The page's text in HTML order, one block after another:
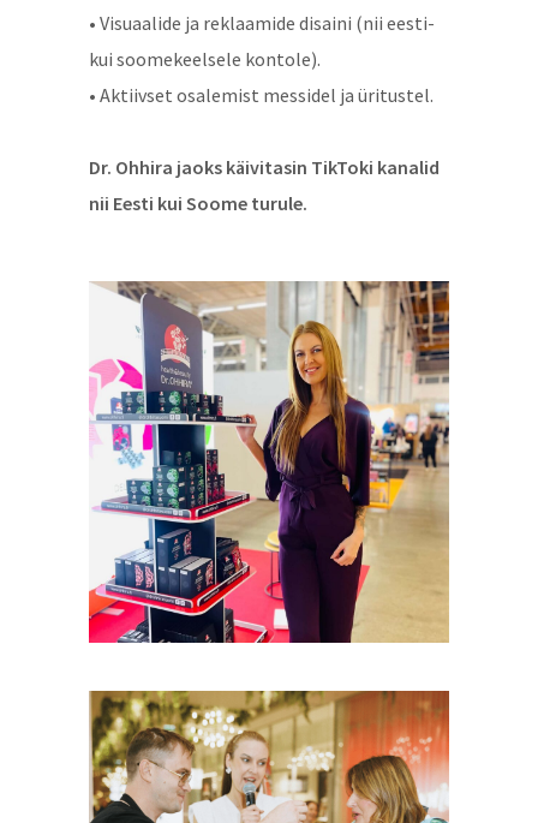
• Visuaalide ja reklaamide disaini (nii eesti-
kui soomekeelsele kontole).
• Aktiivset osalemist messidel ja üritustel.
Dr. Ohhira jaoks käivitasin TikToki kanalid
nii Eesti kui Soome turule.